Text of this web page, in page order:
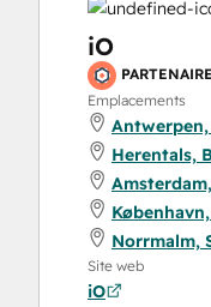
iO
Emplacements
Antwerpen,
Herentals,
Norrmalm,
Site web
iO